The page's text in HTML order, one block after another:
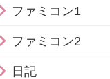
ファミコン1
ファミコン2
日記